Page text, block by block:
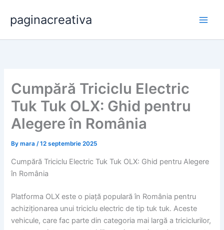
content
paginacreativa
Cumpără Triciclu Electric
Tuk Tuk OLX: Ghid pentru
Alegere în România
Bymara/12 septembrie 2025
Cumpără Triciclu Electric Tuk Tuk OLX: Ghid pentru Alegere
în România
Platforma OLX este o piață populară în România pentru
achiziționarea unui triciclu electric de tip tuk tuk. Aceste
vehicule, care fac parte din categoria mai largă a triciclurilor,